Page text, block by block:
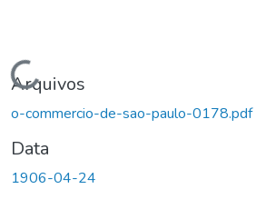
Carregando...
Arquivos
o-commercio-de-sao-paulo-0178.pdf
Data
1906-04-24